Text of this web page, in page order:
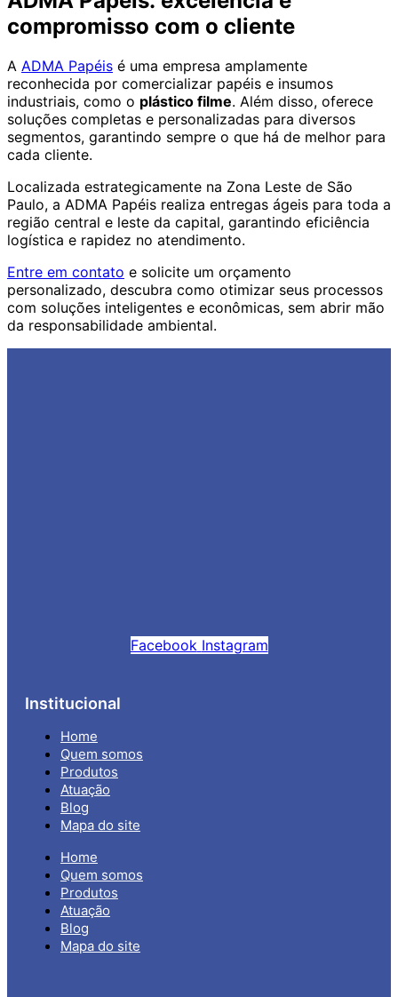
compromisso com o cliente
A ADMA Papéis é uma empresa amplamente
reconhecida por comercializar papéis e insumos
industriais, como o plástico filme. Além disso, oferece
soluções completas e personalizadas para diversos
segmentos, garantindo sempre o que há de melhor para
cada cliente.
Localizada estrategicamente na Zona Leste de São
Paulo, a ADMA Papéis realiza entregas ágeis para toda a
região central e leste da capital, garantindo eficiência
logística e rapidez no atendimento.
Entre em contato e solicite um orçamento
personalizado, descubra como otimizar seus processos
com soluções inteligentes e econômicas, sem abrir mão
da responsabilidade ambiental.
Facebook Instagram
Institucional
Home
Quem somos
Produtos
Atuação
Blog
Mapa do site
Home
Quem somos
Produtos
Atuação
Blog
Mapa do site